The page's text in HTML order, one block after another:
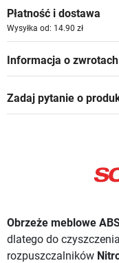
Płatność i dostawa
Wysyłka od: 14.90 zł
Informacja o zwrotach
Zadaj pytanie o
Obrzeże meblowe
dlatego do
rozpuszczalników